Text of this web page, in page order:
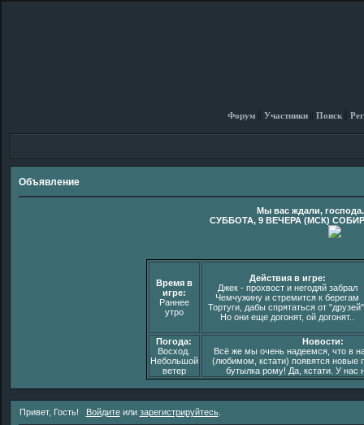
Форум Участники Поиск
Объявление
Мы вас ждали,
СУББОТА, 9 ВЕЧЕРА (МСК)
Время в
игре:
Раннее
утро
Действия в игре:
Джек - прохвост и негодяй забрал
Чемчужину и стремится к берегам
Тортуги, дабы спрятаться от
Но они еще догонят, ой догонят..
Погода:
Восход.
Небольшой
ветер
Новости:
Всё же мы очень надеемся, что в
(любимом, кстати) появятся новые
бутылка рому! Да, кстати. У нас
Привет, Гость! Войдитеили зарегистрируйтесь.